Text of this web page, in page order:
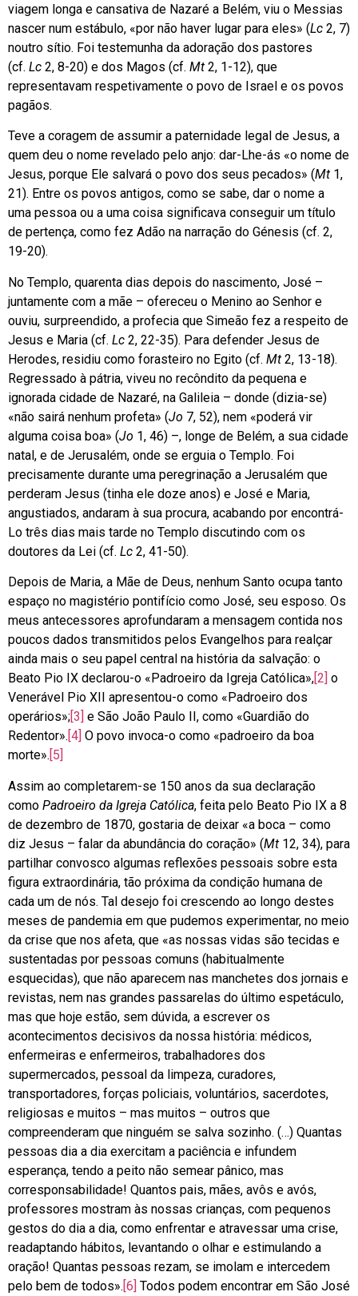
viagem longa e cansativa de Nazaré a Belém, viu o Messias
nascer num estábulo, «por não haver lugar para eles» (Lc 2, 7)
noutro sítio. Foi testemunha da adoração dos pastores
(cf. Lc 2, 8-20) e dos Magos (cf. Mt 2, 1-12), que
representavam respetivamente o povo de Israel e os povos
pagãos.
Teve a coragem de assumir a paternidade legal de Jesus, a
quem deu o nome revelado pelo anjo: dar-Lhe-ás «o nome de
Jesus, porque Ele salvará o povo dos seus pecados» (Mt 1,
21). Entre os povos antigos, como se sabe, dar o nome a
uma pessoa ou a uma coisa significava conseguir um título
de pertença, como fez Adão na narração do Génesis (cf. 2,
19-20).
No Templo, quarenta dias depois do nascimento, José –
juntamente com a mãe – ofereceu o Menino ao Senhor e
ouviu, surpreendido, a profecia que Simeão fez a respeito de
Jesus e Maria (cf. Lc 2, 22-35). Para defender Jesus de
Herodes, residiu como forasteiro no Egito (cf. Mt 2, 13-18).
Regressado à pátria, viveu no recôndito da pequena e
ignorada cidade de Nazaré, na Galileia – donde (dizia-se)
«não sairá nenhum profeta» (Jo 7, 52), nem «poderá vir
alguma coisa boa» (Jo 1, 46) –, longe de Belém, a sua cidade
natal, e de Jerusalém, onde se erguia o Templo. Foi
precisamente durante uma peregrinação a Jerusalém que
perderam Jesus (tinha ele doze anos) e José e Maria,
angustiados, andaram à sua procura, acabando por encontrá-
Lo três dias mais tarde no Templo discutindo com os
doutores da Lei (cf. Lc 2, 41-50).
Depois de Maria, a Mãe de Deus, nenhum Santo ocupa tanto
espaço no magistério pontifício como José, seu esposo. Os
meus antecessores aprofundaram a mensagem contida nos
poucos dados transmitidos pelos Evangelhos para realçar
ainda mais o seu papel central na história da salvação: o
Beato Pio IX declarou-o «Padroeiro da Igreja Católica»,[2] o
Venerável Pio XII apresentou-o como «Padroeiro dos
operários»;[3] e São João Paulo II, como «Guardião do
Redentor».[4] O povo invoca-o como «padroeiro da boa
morte».[5]
Assim ao completarem-se 150 anos da sua declaração
como Padroeiro da Igreja Católica, feita pelo Beato Pio IX a 8
de dezembro de 1870, gostaria de deixar «a boca – como
diz Jesus – falar da abundância do coração» (Mt 12, 34), para
partilhar convosco algumas reflexões pessoais sobre esta
figura extraordinária, tão próxima da condição humana de
cada um de nós. Tal desejo foi crescendo ao longo destes
meses de pandemia em que pudemos experimentar, no meio
da crise que nos afeta, que «as nossas vidas são tecidas e
sustentadas por pessoas comuns (habitualmente
esquecidas), que não aparecem nas manchetes dos jornais e
revistas, nem nas grandes passarelas do último espetáculo,
mas que hoje estão, sem dúvida, a escrever os
acontecimentos decisivos da nossa história: médicos,
enfermeiras e enfermeiros, trabalhadores dos
supermercados, pessoal da limpeza, curadores,
transportadores, forças policiais, voluntários, sacerdotes,
religiosas e muitos – mas muitos – outros que
compreenderam que ninguém se salva sozinho. (…) Quantas
pessoas dia a dia exercitam a paciência e infundem
esperança, tendo a peito não semear pânico, mas
corresponsabilidade! Quantos pais, mães, avôs e avós,
professores mostram às nossas crianças, com pequenos
gestos do dia a dia, como enfrentar e atravessar uma crise,
readaptando hábitos, levantando o olhar e estimulando a
oração! Quantas pessoas rezam, se imolam e intercedem
pelo bem de todos».[6] Todos podem encontrar em São José